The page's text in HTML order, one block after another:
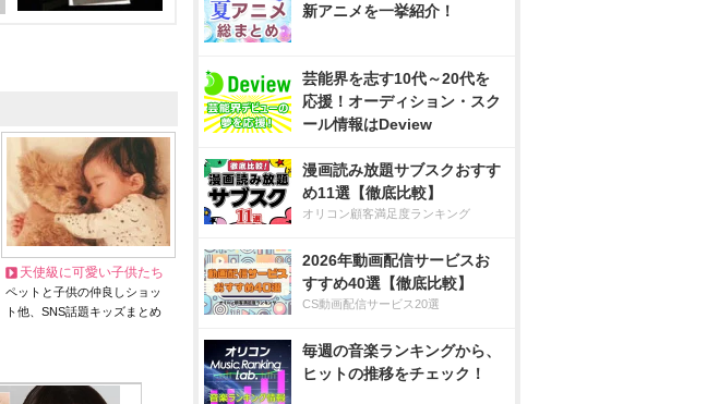
天使級に可愛い子供たち
ペットと子供の仲良しショッ
ト他、SNS話題キッズまとめ
新アニメを一挙紹介！
芸能界を志す10代～20代を
応援！オーディション・スク
ール情報はDeview
漫画読み放題サブスクおすす
め11選【徹底比較】
オリコン顧客満足度ランキング
2026年動画配信サービスお
すすめ40選【徹底比較】
CS動画配信サービス20選
毎週の音楽ランキングから、
ヒットの推移をチェック！